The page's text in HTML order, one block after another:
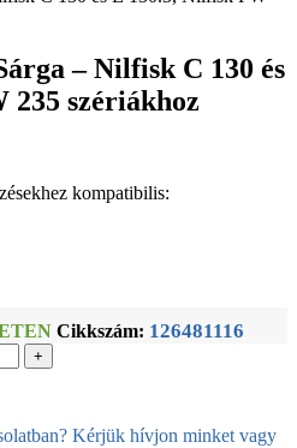
– Nilfisk C 130 és
235 szériákhoz
kompatibilis:
Cikkszám: 126481116
+
Kérjük hívjon minket vagy